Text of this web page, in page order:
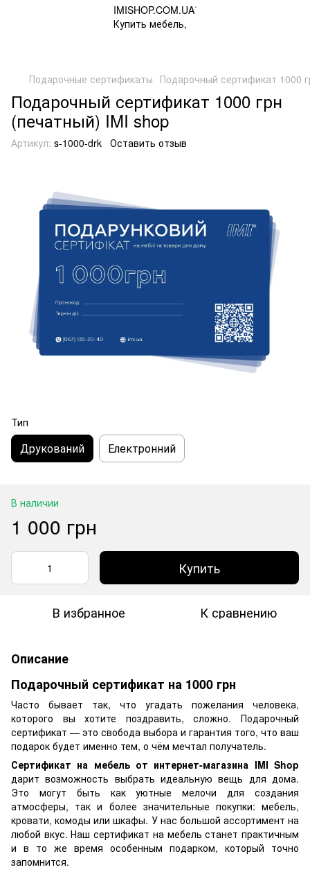
Подарочные сертификаты Подарочный сертификат 1000
Подарочный сертификат 1000 грн
(печатный) IMI shop
Артикул: s-1000-drk Оставить отзыв
Тип
Друкований Електронний
В наличии
1 000 грн
Купить
В избранное К сравнению
Описание
Подарочный сертификат на 1000 грн
Часто бывает так, что угадать пожелания человека,
которого вы хотите поздравить, сложно. Подарочный
сертификат — это свобода выбора и гарантия того, что ваш
подарок будет именно тем, о чём мечтал получатель.
Сертификат на мебель от интернет-магазина IMI Shop
дарит возможность выбрать идеальную вещь для дома.
Это могут быть как уютные мелочи для создания
атмосферы, так и более значительные покупки: мебель,
кровати, комоды или шкафы. У нас большой ассортимент на
любой вкус. Наш сертификат на мебель станет практичным
и в то же время особенным подарком, который точно
запомнится.